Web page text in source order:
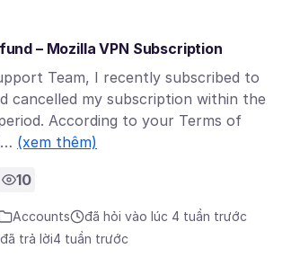
– Mozilla VPN Subscription
Team, I recently subscribed to
cancelled my subscription within the
According to your Terms of
(xem thêm)
10
Accounts
đã hỏi vào lúc 4 tuần trước
đã trả lời4 tuần trước